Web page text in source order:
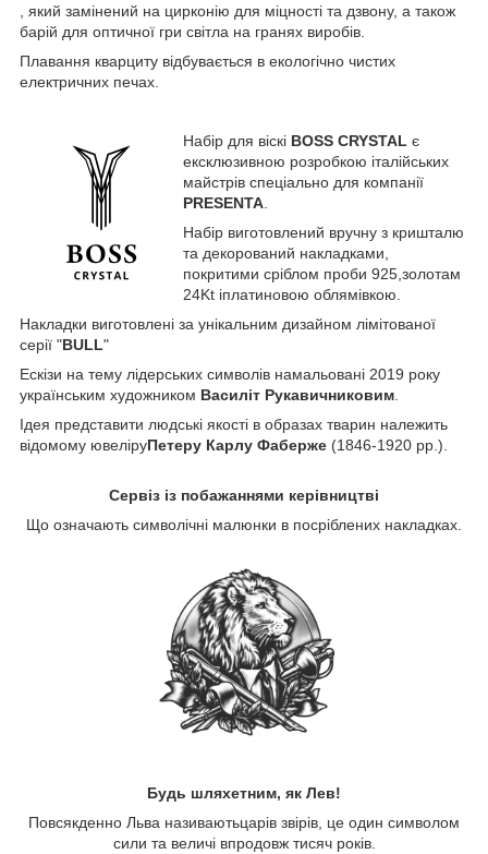
, який замінений на цирконію для міцності та дзвону, а також
барій для оптичної гри світла на гранях виробів.
Плавання кварциту відбувається в екологічно чистих
електричних печах.
Набір для віскі BOSS CRYSTAL є
ексклюзивною розробкою італійських
майстрів спеціально для компанії
PRESENTA
Набір виготовлений вручну з кришталю
та декорований накладками,
покритими сріблом проби 925,золотам
24Kt іплатиновою облямівкою.
Накладки виготовлені за унікальним дизайном лімітованої
серії "BULL"
Ескізи на тему лідерських символів намальовані 2019 року
українським художником Василіт Рукавичниковим
Ідея представити людські якості в образах тварин належить
відомому ювеліруПетеру Карлу Фаберже (1846-1920 рр.).
Сервіз із побажаннями керівництві
Що означають символічні малюнки в посріблених накладках.
Будь шляхетним, як Лев!
Повсякденно Льва називаютьцарів звірів, це один символом
сили та величі впродовж тисяч років.